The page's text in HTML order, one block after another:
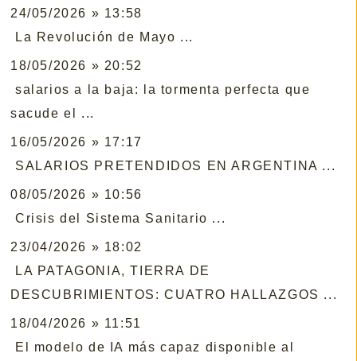
24/05/2026 » 13:58
La Revolución de Mayo ...
18/05/2026 » 20:52
salarios a la baja: la tormenta perfecta que
sacude el ...
16/05/2026 » 17:17
SALARIOS PRETENDIDOS EN ARGENTINA ...
08/05/2026 » 10:56
Crisis del Sistema Sanitario ...
23/04/2026 » 18:02
LA PATAGONIA, TIERRA DE
DESCUBRIMIENTOS: CUATRO HALLAZGOS ...
18/04/2026 » 11:51
El modelo de IA más capaz disponible al